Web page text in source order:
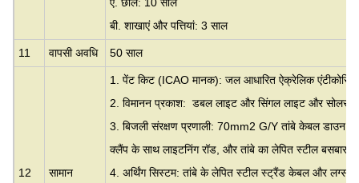
बी. शाखाएं और पत्तियां: 3 साल
11 वापसी अवधि 50 साल
12 सामान
1. पेंट किट (ICAO मानक): जल आधारित ऐक्रेलिक
2. विमानन प्रकाश: डबल लाइट और सिंगल लाइट और सोलर
3. बिजली संरक्षण प्रणाली: 70mm2 G/Y तांबे केबल डाउन
क्लैंप के साथ लाइटनिंग रॉड, और तांबे का लेपित स्टील बसबार या
4. अर्थिंग सिस्टम: तांबे के लेपित स्टील स्ट्रैंड केबल और लग्स आदि